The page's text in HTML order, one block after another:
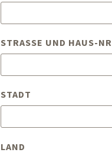
STRASSE UND HAUS-NR.
STADT
LAND